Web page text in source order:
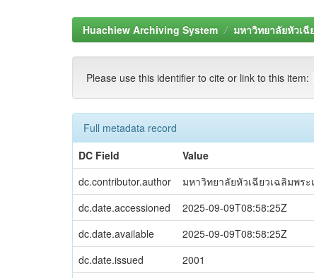
Huachiew Archiving System มหาวิทยาลัยหัวเฉี
Please use this identifier to cite or link to this item:
Full metadata record
DC Field
Value
dc.contributor.author
มหาวิทยาลัยหัวเฉียวเฉลิมพร
dc.date.accessioned
2025-09-09T08:58:25Z
dc.date.available
2025-09-09T08:58:25Z
dc.date.issued
2001